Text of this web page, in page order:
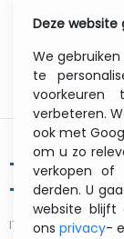
Td-
Transfer -
Serial
ITCurry #:07359762
Deze website
We
te
verbeteren.
ook met
om u zo
verkopen of
derden. U
website blijft
ons privacy-